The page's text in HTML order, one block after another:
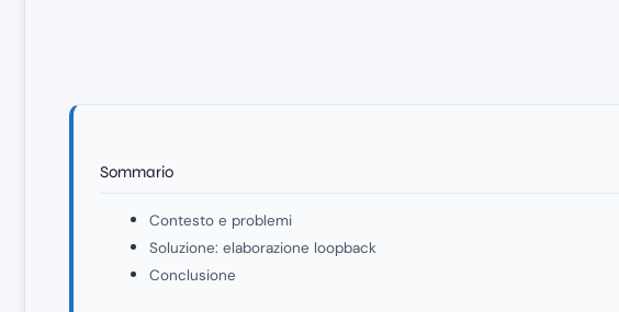
Sommario
Contesto e problemi
Soluzione: elaborazione loopback
Conclusione